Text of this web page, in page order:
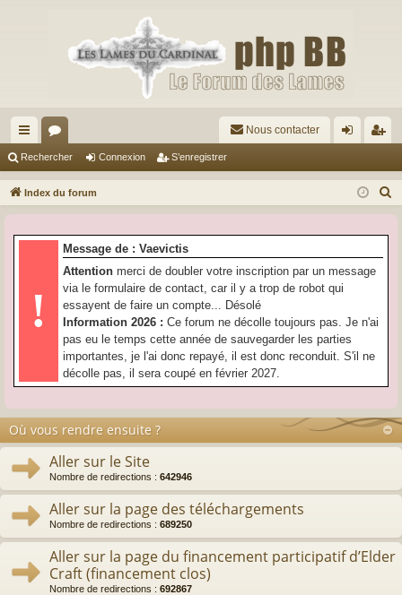
cc
ès
pi
or
u
s
Nous contacter
ne
on
nr
ist
Rechercher Connexion S’enregistrer
Index du forum
!
Message de : Vaevictis
Attention merci de doubler votre inscription par un message
via le formulaire de contact, car il y a trop de robot qui
essayent de faire un compte... Désolé
Information 2026 : Ce forum ne décolle toujours pas. Je n'ai
pas eu le temps cette année de sauvegarder les parties
importantes, je l'ai donc repayé, il est donc reconduit. S'il ne
décolle pas, il sera coupé en février 2027.
Où vous rendre ensuite ?
Aller sur le Site
Nombre de redirections : 642946
Aller sur la page des téléchargements
Nombre de redirections : 689250
Aller sur la page du financement participatif d’Elder
Craft (financement clos)
Nombre de redirections : 692867